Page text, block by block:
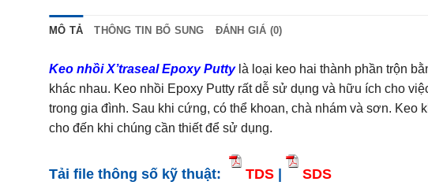
MÔ TẢ THÔNG TIN BỔ SUNG ĐÁNH GIÁ (0)
Keo nhồi X’traseal Epoxy Puttylà loại keo hai thành phần trộn
khác nhau. Keo nhồi Epoxy Putty rất dễ sử dụng và hữu ích cho
trong gia đình. Sau khi cứng, có thể khoan, chà nhám và sơn.
cho đến khi chúng cần thiết để sử dụng.
Tải file thông số kỹ thuật: TDS SDS